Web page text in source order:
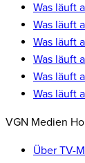
Was läuft
Was läuft
Was läuft
Was läuft
Was läuft
Was läuft
VGN Medien
Über TV-